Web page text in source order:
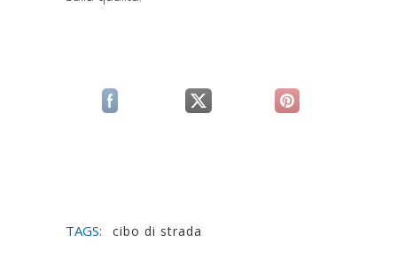
(si apre in una nuova scheda)
(si apre in una nuova scheda)
(si apre in una
TAGS: cibo di strada